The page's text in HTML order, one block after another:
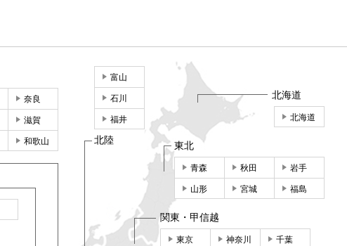
北海道
北海道
東北
青森 秋田 岩手
山形 宮城 福島
関東・甲信越
東京 神奈川 千葉
富山
石川
福井
北陸
奈良
滋賀
和歌山